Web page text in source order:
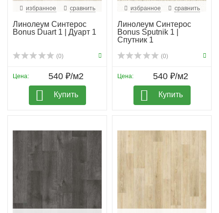
избранное сравнить
Линолеум Синтерос
Bonus Duart 1 | Дуарт 1
(0)
Цена: 540 ₽/м2
Купить
избранное сравнить
Линолеум Синтерос
Bonus Sputnik 1 |
Спутник 1
(0)
Цена: 540 ₽/м2
Купить